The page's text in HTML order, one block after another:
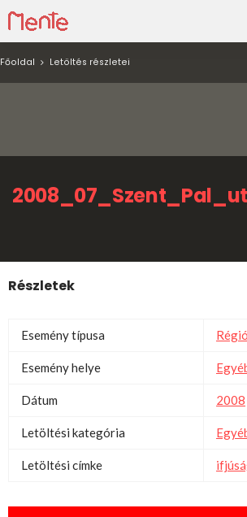
Főoldal Letöltés részletei
Részletek
Esemény típusa
Esemény helye
Dátum 2008
Letöltési kategória
Letöltési címke